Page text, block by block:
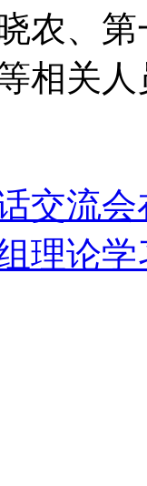
农、
相关人
交流
理论